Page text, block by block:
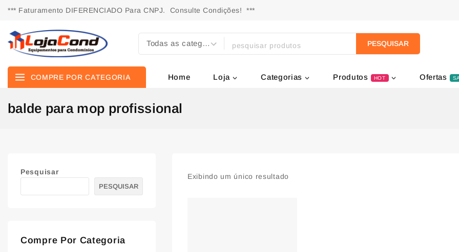
*** Faturamento DIFERENCIADO Para CNPJ. Consulte Condições! ***
PESQUISAR
COMPRE POR CATEGORIA Home Loja Categorias Produtos HOT Ofertas
balde para mop profissional
Exibindo um único resultado
Pesquisar
PESQUISAR
Compre Por Categoria